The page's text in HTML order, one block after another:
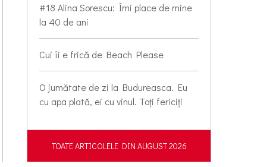
#18 Alina Sorescu: Îmi place de mine
la 40 de ani
Cui îi e frică de Beach Please
O jumătate de zi la Budureasca. Eu
cu apa plată, ei cu vinul. Toți fericiți
TOATE ARTICOLELE DIN AUGUST 2026